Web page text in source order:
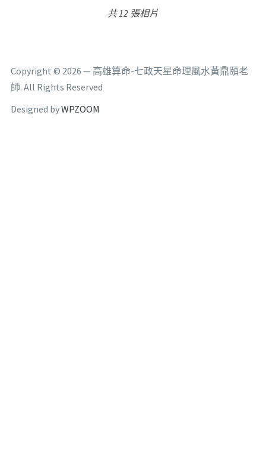
共 6 張相片
Copyright © 2026 — 高雄算命-七政天星命理風水黃鼎頤老
師. All Rights Reserved
Designed byWPZOOM